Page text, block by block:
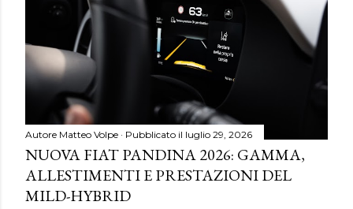
Autore Matteo Volpe Pubblicato il luglio 29, 2026
NUOVA FIAT PANDINA 2026: GAMMA,
ALLESTIMENTI E PRESTAZIONI DEL
MILD-HYBRID